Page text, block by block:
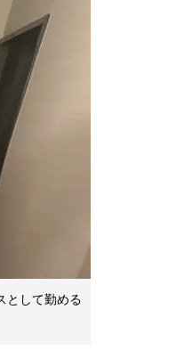
として勤める